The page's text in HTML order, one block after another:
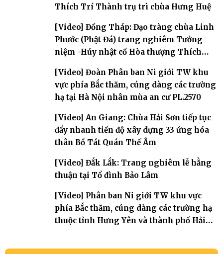
Thích Trí Thành trụ trì chùa Hưng Huệ
[Video] Đồng Tháp: Đạo tràng chùa Linh
Phước (Phật Đá) trang nghiêm Tưởng
niệm -Húy nhật cố Hòa thượng Thích
[Video] Đoàn Phân ban Ni giới TW khu
vực phía Bắc thăm, cúng dàng các trường
hạ tại Hà Nội nhân mùa an cư PL.2570
[Video] An Giang: Chùa Hải Sơn tiếp tục
đẩy nhanh tiến độ xây dựng 33 ứng hóa
thân Bồ Tát Quán Thế Âm
[Video] Đắk Lắk: Trang nghiêm lễ hằng
thuận tại Tổ đình Bảo Lâm
[Video] Phân ban Ni giới TW khu vực
phía Bắc thăm, cúng dàng các trường hạ
thuộc tỉnh Hưng Yên và thành phố Hải